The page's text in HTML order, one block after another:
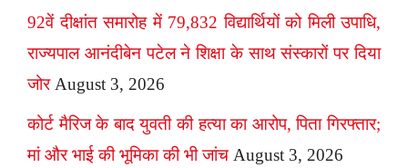
92वें दीक्षांत समारोह में 79,832 विद्यार्थियों को मिली उपाधि,
राज्यपाल आनंदीबेन पटेल ने शिक्षा के साथ संस्कारों पर दिया
जोर August 3, 2026
कोर्ट मैरिज के बाद युवती की हत्या का आरोप, पिता गिरफ्तार;
मां और भाई की भूमिका की भी जांच August 3, 2026